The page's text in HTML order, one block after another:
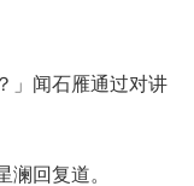
闻石雁通过对讲
回复道。